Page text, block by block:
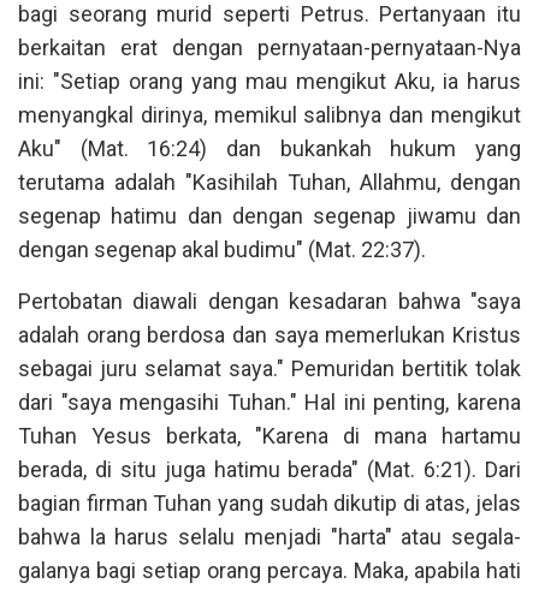
bagi seorang murid seperti Petrus. Pertanyaan itu
berkaitan erat dengan pernyataan-pernyataan-Nya
ini: "Setiap orang yang mau mengikut Aku, ia harus
menyangkal dirinya, memikul salibnya dan mengikut
Aku" (Mat. 16:24) dan bukankah hukum yang
terutama adalah "Kasihilah Tuhan, Allahmu, dengan
segenap hatimu dan dengan segenap jiwamu dan
dengan segenap akal budimu" (Mat. 22:37).
Pertobatan diawali dengan kesadaran bahwa "saya
adalah orang berdosa dan saya memerlukan Kristus
sebagai juru selamat saya." Pemuridan bertitik tolak
dari "saya mengasihi Tuhan." Hal ini penting, karena
Tuhan Yesus berkata, "Karena di mana hartamu
berada, di situ juga hatimu berada" (Mat. 6:21). Dari
bagian firman Tuhan yang sudah dikutip di atas, jelas
bahwa la harus selalu menjadi "harta" atau segala-
galanya bagi setiap orang percaya. Maka, apabila hati